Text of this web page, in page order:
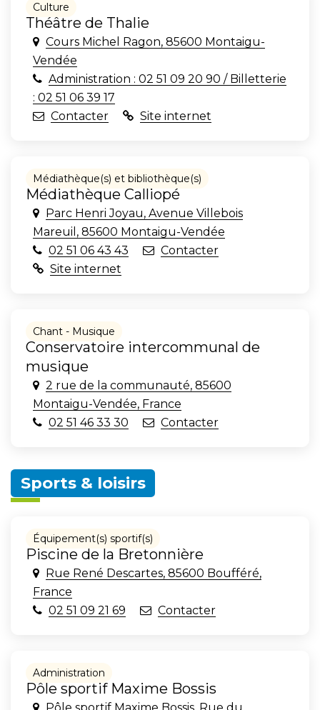
Culture
Théâtre de Thalie
Cours Michel Ragon, 85600 Montaigu-
Vendée
Administration : 02 51 09 20 90 / Billetterie
: 02 51 06 39 17
Contacter
Site internet
Médiathèque(s) et bibliothèque(s)
Médiathèque Calliopé
Parc Henri Joyau, Avenue Villebois
Mareuil, 85600 Montaigu-Vendée
02 51 06 43 43
Contacter
Site internet
Chant - Musique
Conservatoire intercommunal de
musique
2 rue de la communauté, 85600
Montaigu-Vendée, France
02 51 46 33 30
Contacter
Sports & loisirs
Équipement(s) sportif(s)
Piscine de la Bretonnière
Rue René Descartes, 85600 Boufféré,
France
02 51 09 21 69
Contacter
Administration
Pôle sportif Maxime Bossis